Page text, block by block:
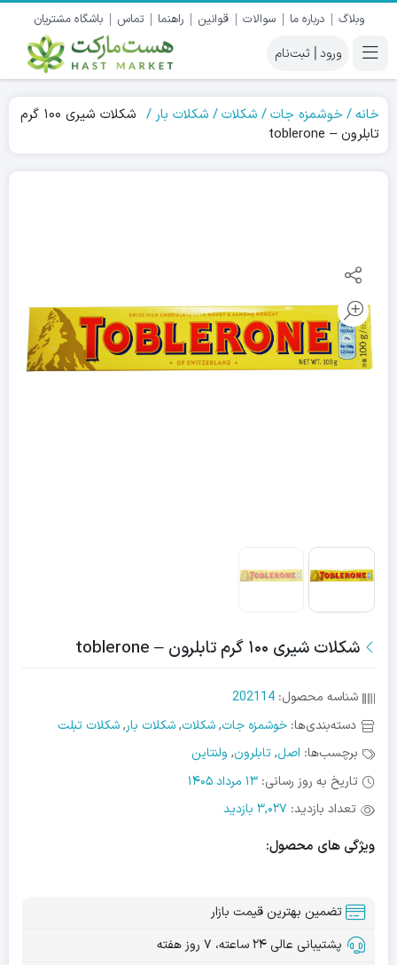
وبلاگ درباره ما سوالات قوانین راهنما تماس باشگاه مشتریان
|
خانه خوشمزه جات شکلات شکلات بار
شکلات شیری ۱۰۰ گرم
تابلرون – toblerone
شکلات شیری ۱۰۰ گرم تابلرون – toblerone
شناسه محصول: 202114
دسته‌بندی‌ها: خوشمزه جات,شکلات,شکلات بار,شکلات تبلت
برچسب‌ها: اصل,تابلرون, ولنتاین
تاریخ به روز رسانی: 13 مرداد 1405
تعداد بازدید: 3,027 بازدید
ویژگی های محصول:
تضمین بهترین قیمت بازار
پشتیبانی عالی ۲۴ ساعته، ۷ روز هفته